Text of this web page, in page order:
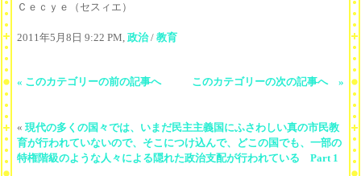
Ｃｅｃｙｅ（セスィエ）
2011年5月8日 9:22 PM, 政治/ 教育
« このカテゴリーの前の記事へ このカテゴリーの次の記事へ »
« 現代の多くの国々では、いまだ民主主義国にふさわしい真の市民教
育が行われていないので、そこにつけ込んで、どこの国でも、一部の
特権階級のような人々による隠れた政治支配が行われている Part 1